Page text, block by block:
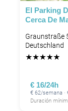
El Parking
Cerca De
Graunstraße
Deutschland
★★★★★
€ 16/24h
€ 62/semana ·
Duración